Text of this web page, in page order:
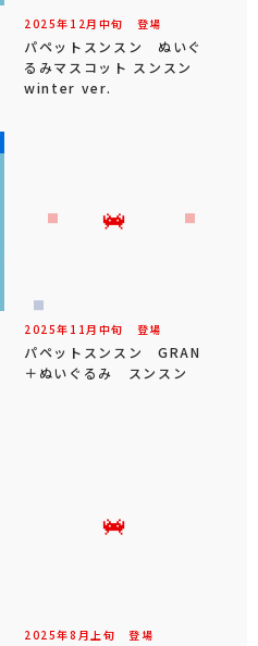
2025年 12 月 中旬 登場
パペットスンスン ぬいぐ
るみマスコット スンスン
winter ver.
2025年 11 月 中旬 登場
パペットスンスン GRAN
＋ぬいぐるみ スンスン
2025年8 月 上旬 登場